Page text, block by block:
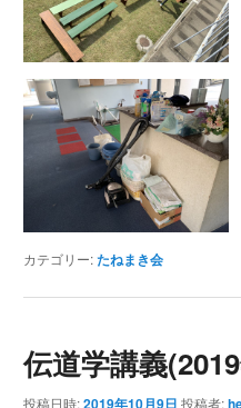
カテゴリー:たねまき会
伝道学講義
投稿日時:2019年10月9日 投稿者: